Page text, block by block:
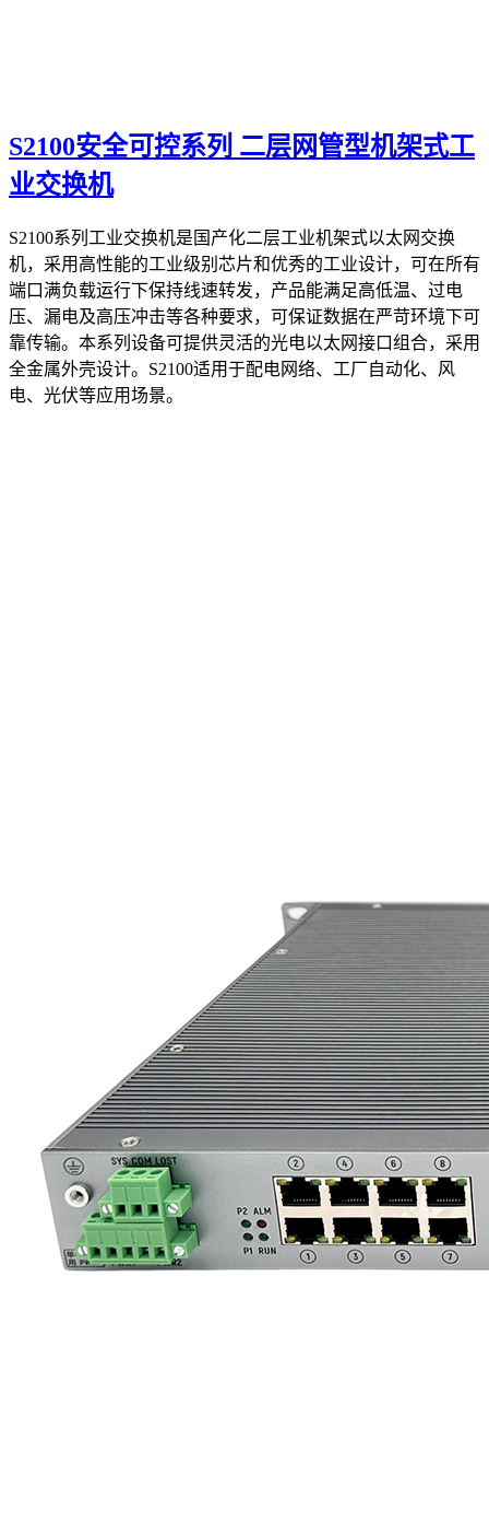
S2100安全可控系列 二层网管型机架式工
业交换机
S2100系列工业交换机是国产化二层工业机架式以太网交换
机，采用高性能的工业级别芯片和优秀的工业设计，可在所有
端口满负载运行下保持线速转发，产品能满足高低温、过电
压、漏电及高压冲击等各种要求，可保证数据在严苛环境下可
靠传输。本系列设备可提供灵活的光电以太网接口组合，采用
全金属外壳设计。S2100适用于配电网络、工厂自动化、风
电、光伏等应用场景。